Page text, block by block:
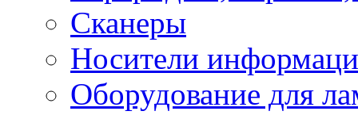
Сканеры
Носители
Оборудование для